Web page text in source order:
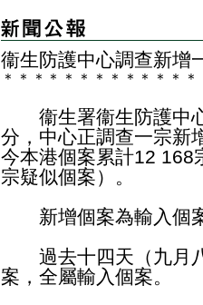
衞生防護中心調查新增
＊ ＊ ＊ ＊ ＊ ＊ ＊ ＊ ＊ ＊ ＊ ＊ ＊
衞生署衞生防護中心
分，中心正調查一宗新
今本港個案累計12 168
宗疑似個案）。
新增個案為輸入個
過去十四天（九月八
案，全屬輸入個案。